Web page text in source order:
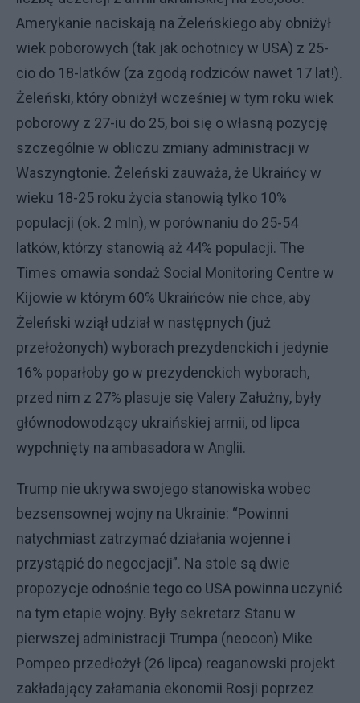
Amerykanie naciskają na Żeleńskiego aby obniżył
wiek poborowych (tak jak ochotnicy w USA) z 25-
cio do 18-latków (za zgodą rodziców nawet 17 lat!).
Żeleński, który obniżył wcześniej w tym roku wiek
poborowy z 27-iu do 25, boi się o własną pozycję
szczególnie w obliczu zmiany administracji w
Waszyngtonie. Żeleński zauważa, że Ukraińcy w
wieku 18-25 roku życia stanowią tylko 10%
populacji (ok. 2 mln), w porównaniu do 25-54
latków, którzy stanowią aż 44% populacji. The
Times omawia sondaż Social Monitoring Centre w
Kijowie w którym 60% Ukraińców nie chce, aby
Żeleński wziął udział w następnych (już
przełożonych) wyborach prezydenckich i jedynie
16% poparłoby go w prezydenckich wyborach,
przed nim z 27% plasuje się Valery Załużny, były
głównodowodzący ukraińskiej armii, od lipca
wypchnięty na ambasadora w Anglii.
Trump nie ukrywa swojego stanowiska wobec
bezsensownej wojny na Ukrainie: “Powinni
natychmiast zatrzymać działania wojenne i
przystąpić do negocjacji”. Na stole są dwie
propozycje odnośnie tego co USA powinna uczynić
na tym etapie wojny. Były sekretarz Stanu w
pierwszej administracji Trumpa (neocon) Mike
Pompeo przedłożył (26 lipca) reaganowski projekt
zakładający załamania ekonomii Rosji poprzez